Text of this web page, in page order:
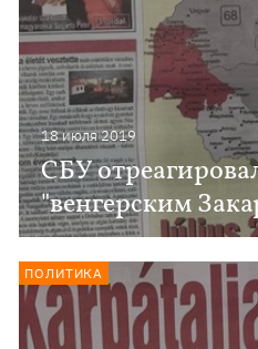
18 июля 2019
СБУ
"венгерским
ПОЛИТИКА